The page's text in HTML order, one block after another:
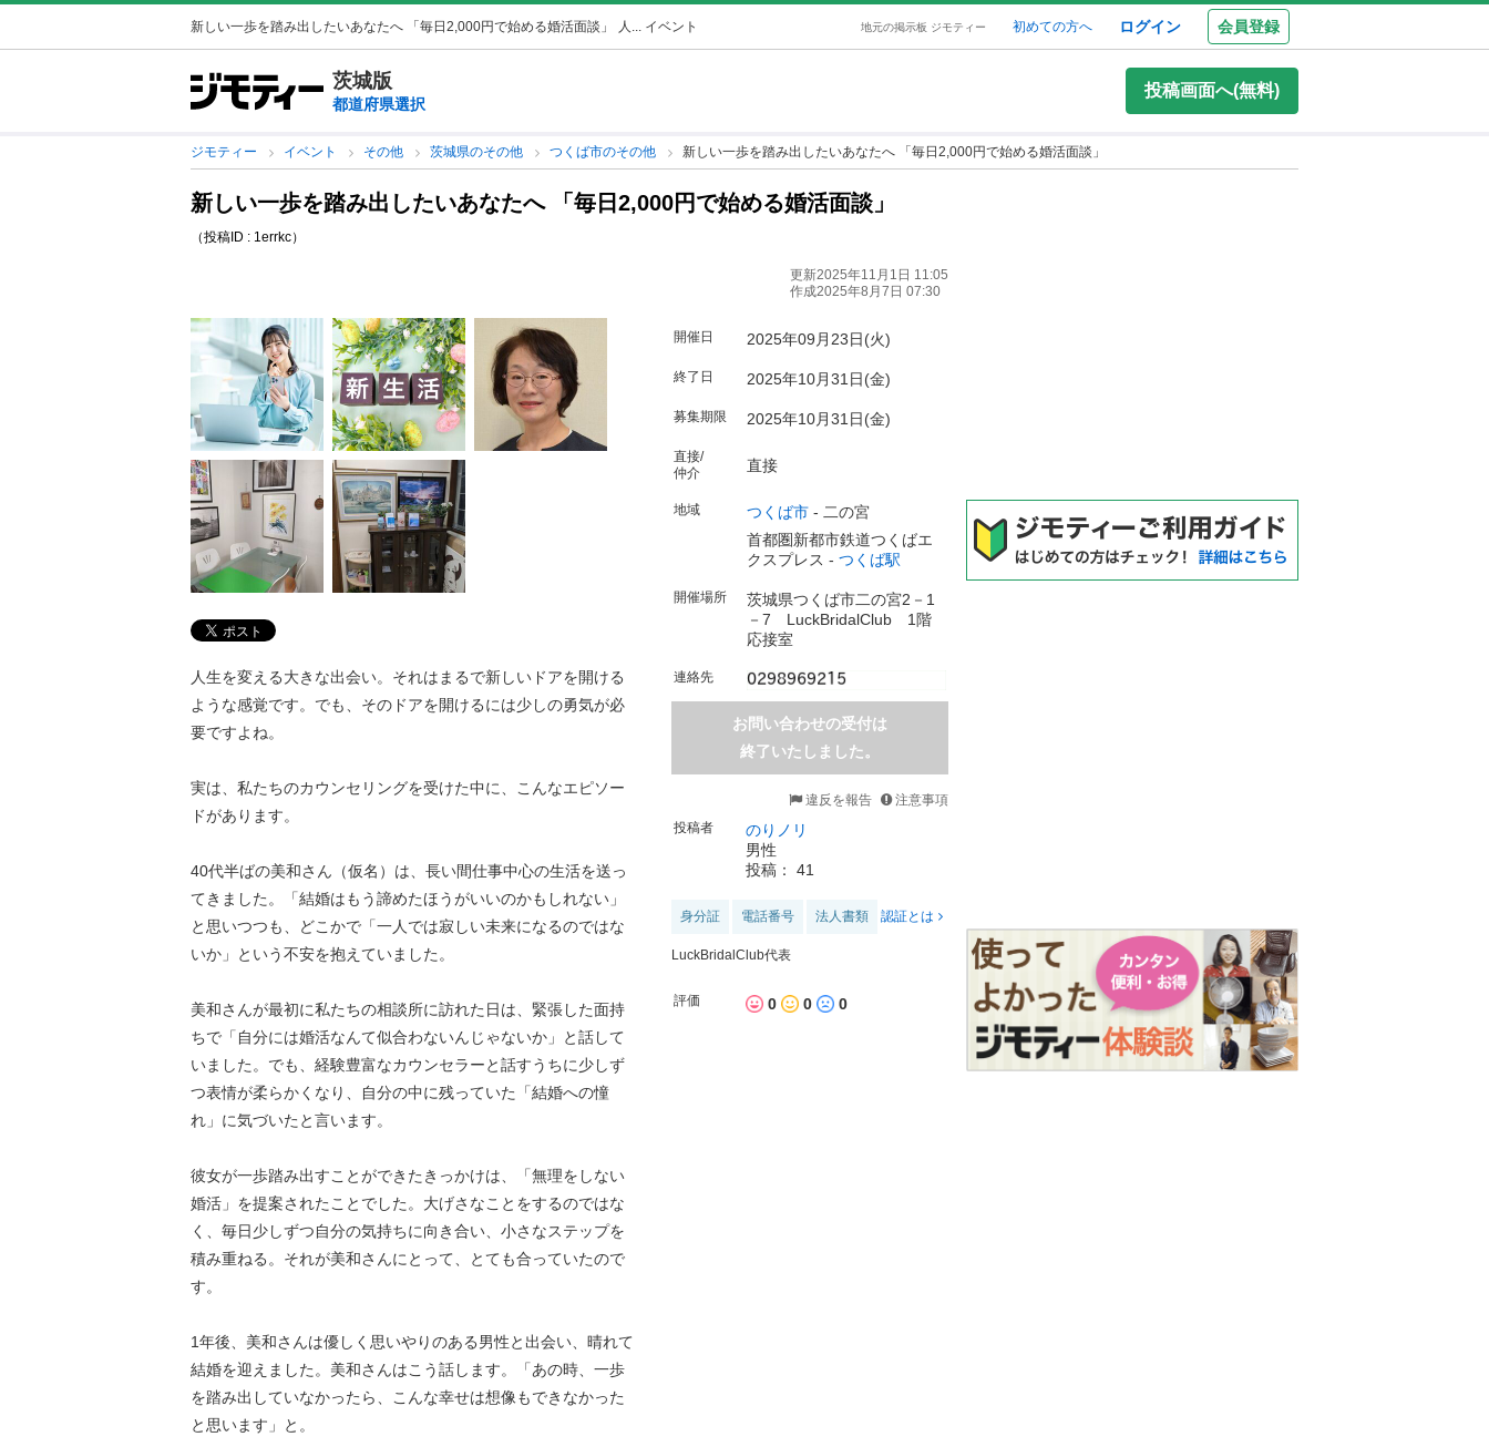
新しい一歩を踏み出したいあなたへ 「毎日2,000円で始める婚活面談」 人... イベント 地元の掲示板 ジモティー 初めての方へ ログイン 会員登録
茨城版
都道府県選択
投稿画面へ(無料)
ジモティー イベント その他 茨城県のその他 つくば市のその他 新しい一歩を踏み出したいあなたへ 「毎日2,000円で始める婚活面談」
新しい一歩を踏み出したいあなたへ 「毎日2,000円で始める婚活面談」
（投稿ID : 1errkc）
更新2025年11月1日 11:05
作成2025年8月7日 07:30
人生を変える大きな出会い。それはまるで新しいドアを開ける
ような感覚です。でも、そのドアを開けるには少しの勇気が必
要ですよね。
実は、私たちのカウンセリングを受けた中に、こんなエピソー
ドがあります。
40代半ばの美和さん（仮名）は、長い間仕事中心の生活を送っ
てきました。「結婚はもう諦めたほうがいいのかもしれない」
と思いつつも、どこかで「一人では寂しい未来になるのではな
いか」という不安を抱えていました。
美和さんが最初に私たちの相談所に訪れた日は、緊張した面持
ちで「自分には婚活なんて似合わないんじゃないか」と話して
いました。でも、経験豊富なカウンセラーと話すうちに少しず
つ表情が柔らかくなり、自分の中に残っていた「結婚への憧
れ」に気づいたと言います。
彼女が一歩踏み出すことができたきっかけは、「無理をしない
婚活」を提案されたことでした。大げさなことをするのではな
く、毎日少しずつ自分の気持ちに向き合い、小さなステップを
積み重ねる。それが美和さんにとって、とても合っていたので
す。
1年後、美和さんは優しく思いやりのある男性と出会い、晴れて
結婚を迎えました。美和さんはこう話します。「あの時、一歩
を踏み出していなかったら、こんな幸せは想像もできなかった
と思います」と。
開催日 2025年09月23日(火)
終了日 2025年10月31日(金)
募集期限 2025年10月31日(金)
直接/
仲介
直接
地域 つくば市 - 二の宮
首都圏新都市鉄道つくばエ
クスプレス - つくば駅
開催場所
茨城県つくば市二の宮2－1
－7 LuckBridalClub 1階
応接室
連絡先
お問い合わせの受付は
終了いたしました。
違反を報告
注意事項
投稿者
のりノリ
男性
投稿： 41
身分証 電話番号 法人書類 認証とは
LuckBridalClub代表
評価 0 0 0